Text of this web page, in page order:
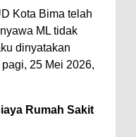
Kota Bima telah
ML tidak
dinyatakan
25 Mei 2026,
Rumah Sakit